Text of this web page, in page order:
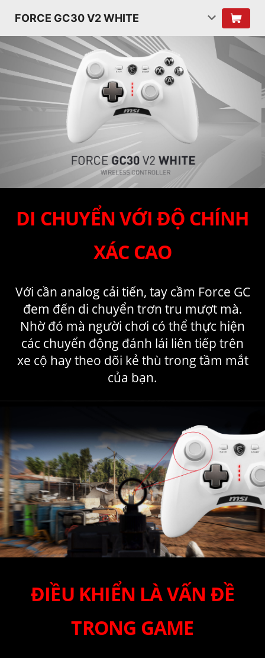
FORCE GC30 V2 WHITE
DI CHUYỂN VỚI ĐỘ CHÍNH
XÁC CAO
Với cần analog cải tiến, tay cầm Force GC
đem đến di chuyển trơn tru mượt mà.
Nhờ đó mà người chơi có thể thực hiện
các chuyển động đánh lái liên tiếp trên
xe cộ hay theo dõi kẻ thù trong tầm mắt
của bạn.
ĐIỀU KHIỂN LÀ VẤN ĐỀ
TRONG GAME